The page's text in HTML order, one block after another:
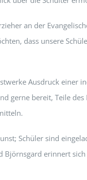
an der
dass unsere
Ausdruck einer
gerne bereit, Teile
Schüler sind
erinnert